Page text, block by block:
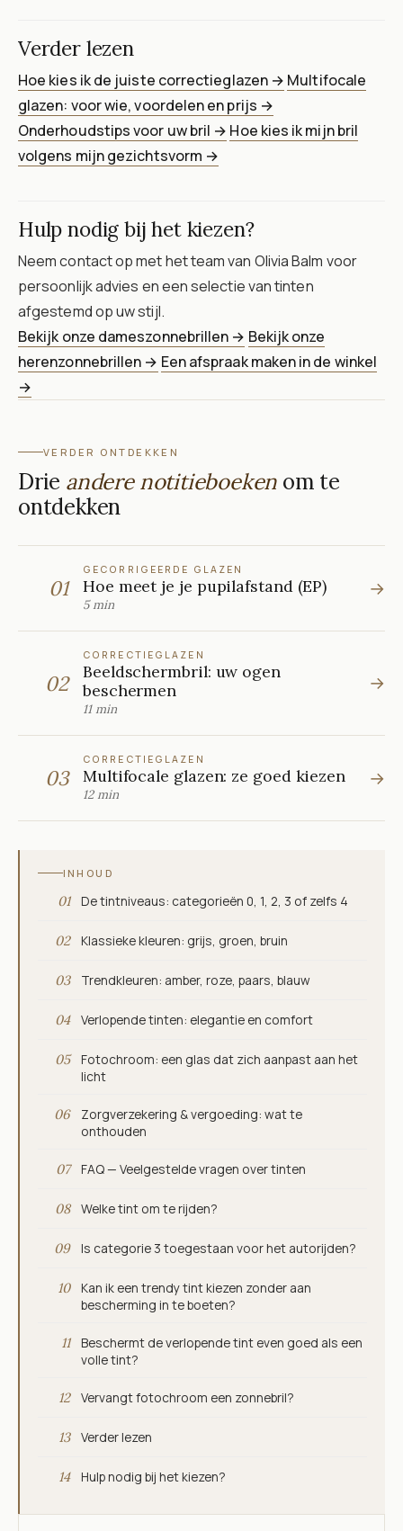
Verder lezen
Hoe kies ik de juiste correctieglazen → Multifocale
glazen: voor wie, voordelen en prijs →
Onderhoudstips voor uw bril → Hoe kies ik mijn bril
volgens mijn gezichtsvorm →
Hulp nodig bij het kiezen?
Neem contact op met het team van Olivia Balm voor
persoonlijk advies en een selectie van tinten
afgestemd op uw stijl.
Bekijk onze dameszonnebrillen → Bekijk onze
herenzonnebrillen → Een afspraak maken in de winkel
→
VERDER ONTDEKKEN
Drie andere notitieboeken om te
ontdekken
01
GECORRIGEERDE GLAZEN
Hoe meet je je pupilafstand (EP)
5 min
→
02
CORRECTIEGLAZEN
Beeldschermbril: uw ogen
beschermen
11 min
→
03
CORRECTIEGLAZEN
Multifocale glazen: ze goed kiezen
12 min
→
INHOUD
01 De tintniveaus: categorieën 0, 1, 2, 3 of zelfs 4
02 Klassieke kleuren: grijs, groen, bruin
03 Trendkleuren: amber, roze, paars, blauw
04 Verlopende tinten: elegantie en comfort
05
Fotochroom: een glas dat zich aanpast aan het
licht
06
Zorgverzekering & vergoeding: wat te
onthouden
07 FAQ — Veelgestelde vragen over tinten
08 Welke tint om te rijden?
09 Is categorie 3 toegestaan voor het autorijden?
10
Kan ik een trendy tint kiezen zonder aan
bescherming in te boeten?
11
Beschermt de verlopende tint even goed als een
volle tint?
12 Vervangt fotochroom een zonnebril?
13 Verder lezen
14 Hulp nodig bij het kiezen?